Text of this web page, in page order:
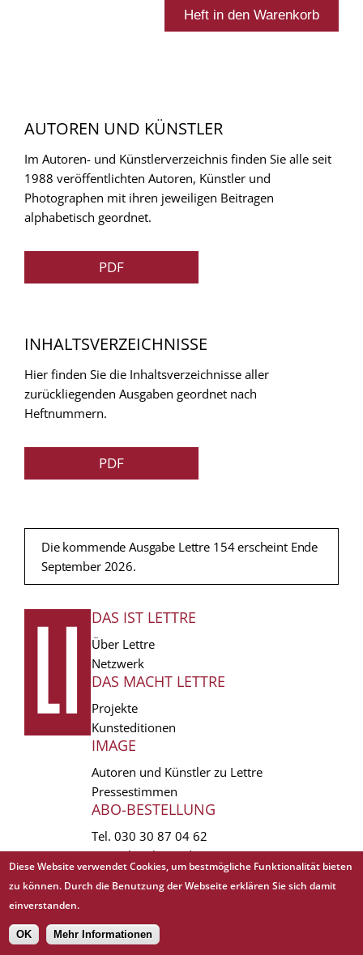
AUTOREN UND KÜNSTLER
Im Autoren- und Künstlerverzeichnis finden Sie alle seit
1988 veröffentlichten Autoren, Künstler und
Photographen mit ihren jeweiligen Beitragen
alphabetisch geordnet.
PDF
INHALTSVERZEICHNISSE
Hier finden Sie die Inhaltsverzeichnisse aller
zurückliegenden Ausgaben geordnet nach
Heftnummern.
PDF
Die kommende Ausgabe Lettre 154 erscheint Ende
September 2026.
FUSSZEILE
DAS IST LETTRE
Über Lettre
Netzwerk
DAS MACHT LETTRE
Projekte
Kunsteditionen
IMAGE
Autoren und Künstler zu Lettre
Pressestimmen
ABO-BESTELLUNG
Tel. 030 30 87 04 62
vertrieb(at)lettre.de
Copyright © 1988 - 2026 Lettre International. All rights reserved.
EXTRA
Sitemap 𝗳
Diese Website verwendet Cookies, um bestmögliche Funktionalität bieten
zu können. Durch die Benutzung der Webseite erklären Sie sich damit
einverstanden.
OK Mehr Informationen